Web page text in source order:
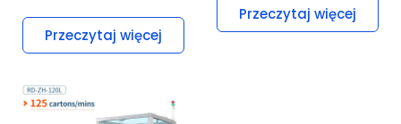
Przeczytaj więcej
Przeczytaj więcej